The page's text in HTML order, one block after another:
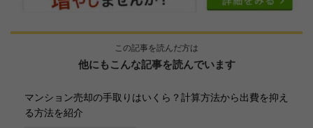
この記事を読んだ方は
他にもこんな記事を読んでいます
マンション売却の手取りはいくら？計算方法から出費を抑え
る方法を紹介